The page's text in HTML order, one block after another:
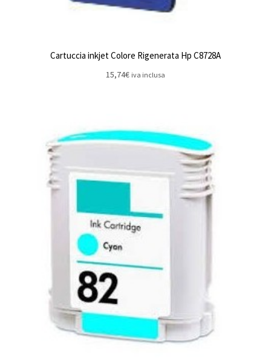
Cartuccia inkjet Colore Rigenerata Hp C8728A
15,74€ iva inclusa